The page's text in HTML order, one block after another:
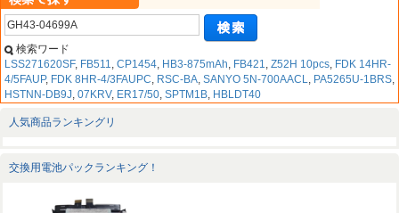
検索ワード
LSS271620SF, FB511, CP1454, HB3-875mAh, FB421, Z52H 10pcs, FDK 14HR-
4/5FAUP, FDK 8HR-4/3FAUPC, RSC-BA, SANYO 5N-700AACL, PA5265U-1BRS,
HSTNN-DB9J, 07KRV, ER17/50, SPTM1B, HBLDT40
人気商品ランキングリ
交換用電池パックランキング！